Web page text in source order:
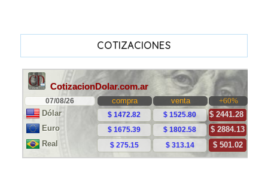
COTIZACIONES